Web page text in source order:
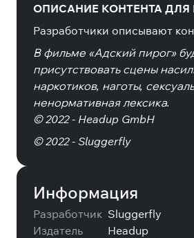
ОПИСАНИЕ КОНТЕНТА
Разработчики описывают
В фильме «Адский пирог»
присутствовать сцены
наркотиков, наготы,
ненормативная лексика.
© 2022 - Headup GmbH
© 2022 - Sluggerfly
Информация
Разработчик Sluggerfly
Издатель
Headup